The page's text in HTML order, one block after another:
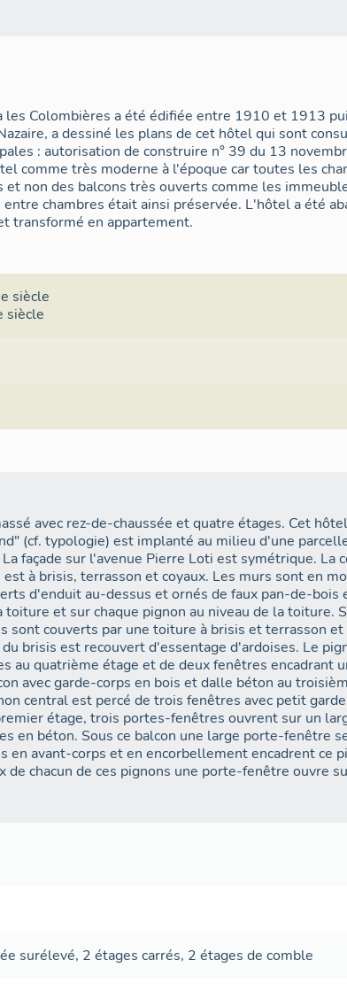
les Colombières a été édifiée entre 1910 et 1913
a dessiné les plans de cet hôtel qui sont
: autorisation de construire n° 39 du 13
comme très moderne à l'époque car toutes les
et non des balcons très ouverts comme les
entre chambres était ainsi préservée. L'hôtel a été
transformé en appartement.
siècle
siècle
avec rez-de-chaussée et quatre étages. Cet
(cf. typologie) est implanté au milieu d'une
façade sur l'avenue Pierre Loti est symétrique. La
à brisis, terrasson et coyaux. Les murs sont en
d'enduit au-dessus et ornés de faux pan-de-bois
toiture et sur chaque pignon au niveau de la toiture.
sont couverts par une toiture à brisis et terrasson
du brisis est recouvert d'essentage d'ardoises. Le
au quatrième étage et de deux fenêtres encadrant
avec garde-corps en bois et dalle béton au
central est percé de trois fenêtres avec petit
étage, trois portes-fenêtres ouvrent sur un
en béton. Sous ce balcon une large porte-fenêtre
en avant-corps et en encorbellement encadrent ce
de chacun de ces pignons une porte-fenêtre ouvre
surélevé, 2 étages carrés, 2 étages de comble